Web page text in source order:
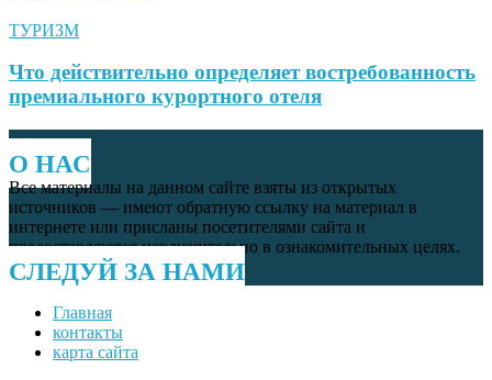
ТУРИЗМ
Что действительно определяет востребованность
премиального курортного отеля
О НАС
Все материалы на данном сайте взяты из открытых
источников — имеют обратную ссылку на материал в
интернете или присланы посетителями сайта и
предоставляются исключительно в ознакомительных целях.
СЛЕДУЙ ЗА НАМИ
Главная
контакты
карта сайта